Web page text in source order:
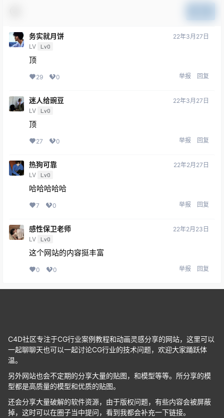
务实就月饼
LV Lv0
22年3月27日
顶
29 0 举报 回复
迷人给豌豆
LV Lv0
22年3月27日
顶
27 0 举报 回复
热狗可靠
LV Lv0
22年2月27日
哈哈哈哈哈
7 0 举报 回复
感性保卫老师
LV Lv0
22年2月23日
这个网站的内容挺丰富
0 0 举报 回复
C4D社区专注于CG行业案例教程和动画灵感分享的网站，这里可以
一起聊聊天也可以一起讨论CG行业的技术问题，欢迎大家踊跃体
温。
另外网站也会不定期的分享大量的贴图，和模型等等。所分享的模
型都是高质量的模型和优质的贴图。
还会分享大量破解的软件资源，由于版权问题，有些内容会被屏蔽
掉，这时可以在圈子当中提问，看到我都会补充一下链接。